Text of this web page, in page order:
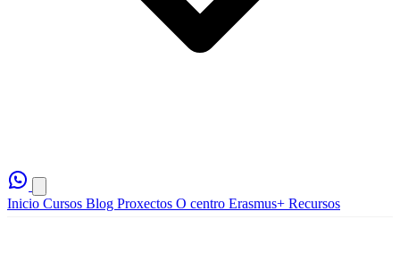
Inicio Cursos Blog Proxectos O centro Erasmus+ Recursos